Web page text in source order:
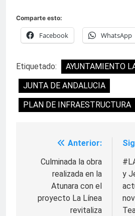
Comparte esto:
Facebook WhatsApp
Etiquetado:
AYUNTAMIENTO
JUNTA DE ANDALUCIA
PLAN DE INFRAESTRUCTURA
Navegación
entradas
Anterior:
Culminada la obra
realizada en la
Atunara con el
proyecto La Línea
revitaliza
y